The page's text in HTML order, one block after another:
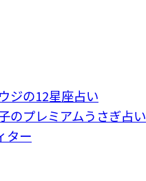
ジの12星座占い
のプレミアムうさぎ占い
ター